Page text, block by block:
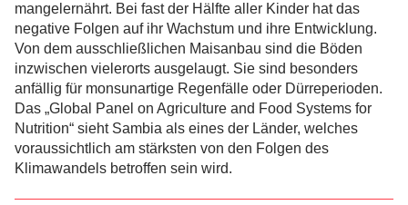
mangelernährt. Bei fast der Hälfte aller Kinder hat das
negative Folgen auf ihr Wachstum und ihre Entwicklung.
Von dem ausschließlichen Maisanbau sind die Böden
inzwischen vielerorts ausgelaugt. Sie sind besonders
anfällig für monsunartige Regenfälle oder Dürreperioden.
Das „Global Panel on Agriculture and Food Systems for
Nutrition“ sieht Sambia als eines der Länder, welches
voraussichtlich am stärksten von den Folgen des
Klimawandels betroffen sein wird.